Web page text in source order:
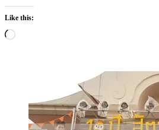
Like this:
Loading…